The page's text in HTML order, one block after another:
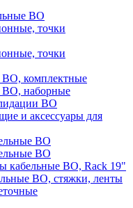
ВО
точки
точки
ВО, комплектные
ВО, наборные
ВО
и аксессуары для
ВО
ВО
кабельные ВО, Rack 19"
ВО, стяжки, ленты